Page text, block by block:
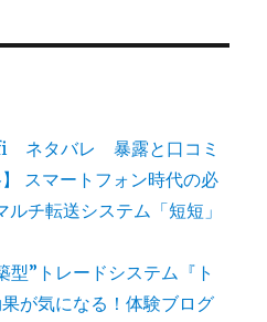
ネタバレ 暴露と口コミ
スマートフォン時代の必
チ転送システム「短短」
型”トレードシステム『ト
が気になる！体験ブログ